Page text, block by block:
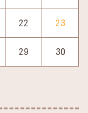
22 23
29 30